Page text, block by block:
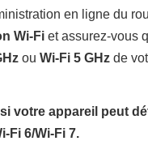
en ligne du
Wi-Fi et assurez-vous
ouWi-Fi 5 GHz de
votre appareil peut
Fi 6/Wi-Fi 7.